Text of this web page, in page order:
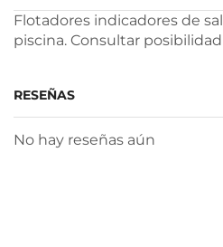
Flotadores indicadores de
piscina. Consultar
RESEÑAS
No hay reseñas aún